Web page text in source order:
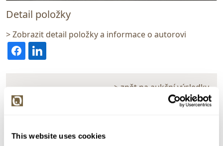
This website uses cookies
Detail položky
> Zobrazit detail položky a informace o autorovi
> zpět na aukční výsledky
VYDRAŽENO
57377. Nebe nad mojí Štiavnicou